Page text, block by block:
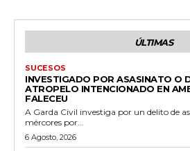
ÚLTIMAS
SUCESOS
INVESTIGADO POR ASASINATO O
ATROPELO INTENCIONADO EN
FALECEU
A Garda Civil investiga por un delito de
mércores por...
6 Agosto, 2026